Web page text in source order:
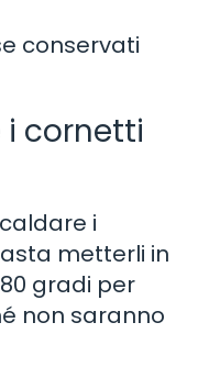
conservati
i cornetti
i
metterli in
gradi per
non saranno